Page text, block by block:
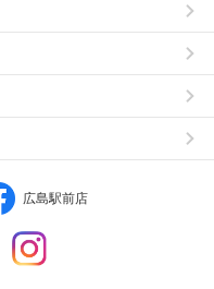
広島駅前店